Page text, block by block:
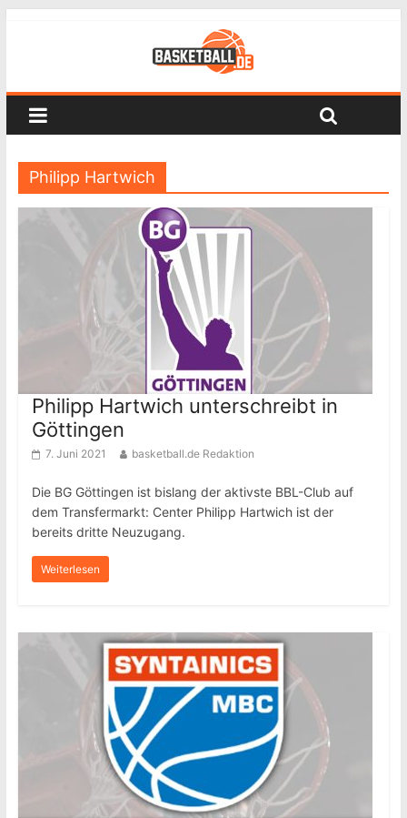
Philipp Hartwich
Philipp Hartwich unterschreibt in
Göttingen
7. Juni 2021 basketball.de Redaktion
Die BG Göttingen ist bislang der aktivste BBL-Club auf
dem Transfermarkt: Center Philipp Hartwich ist der
bereits dritte Neuzugang.
Weiterlesen